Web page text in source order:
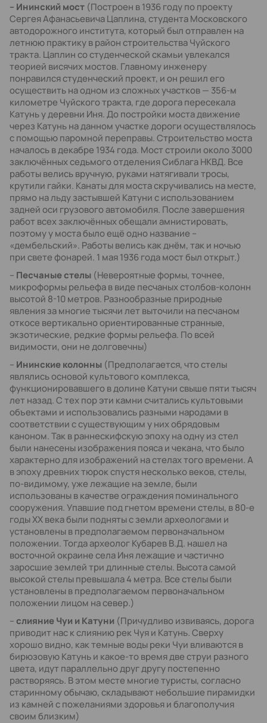
– Ининский мост (Построен в 1936 году по проекту
Сергея Афанасьевича Цаплина, студента Московского
автодорожного института, который был отправлен на
летнюю практику в район строительства Чуйского
тракта. Цаплин со студенческой скамьи увлекался
теорией висячих мостов. Главному инженеру
понравился студенческий проект, и он решил его
осуществить на одном из сложных участков — 356-м
километре Чуйского тракта, где дорога пересекала
Катунь у деревни Иня. До постройки моста движение
через Катунь на данном участке дороги осуществлялось
с помощью паромной переправы. Строительство моста
началось в декабре 1934 года. Мост строили около 3000
заключённых седьмого отделения Сиблага НКВД. Все
работы велись вручную, руками натягивали тросы,
крутили гайки. Канаты для моста скручивались на месте,
прямо на льду застывшей Катуни с использованием
задней оси грузового автомобиля. После завершения
работ всех заключённых обещали амнистировать,
поэтому у моста было ещё одно название –
«дембельский». Работы велись как днём, так и ночью
при свете фонарей. 1 мая 1936 года мост был открыт.)
– Песчаные стелы (Невероятные формы, точнее,
микроформы рельефа в виде песчаных столбов-колонн
высотой 8-10 метров. Разнообразные природные
явления за многие тысячи лет выточили на песчаном
откосе вертикально ориентированные странные,
экзотические, редкие формы рельефа. По всей
видимости, они не долговечны)
– Ининские колонны (Предполагается, что стелы
являлись основой культового комплекса,
функционировавшего в долине Катуни свыше пяти тысяч
лет назад. С тех пор эти камни считались культовыми
объектами и использовались разными народами в
соответствии с существующим у них обрядовым
каноном. Так в раннескифскую эпоху на одну из стел
были нанесены изображения пояса и чекана, что было
характерно для изображений на стелах того времени. А
в эпоху древних тюрок спустя несколько веков, стелы,
по-видимому, уже лежащие на земле, были
использованы в качестве ограждения поминального
сооружения. Упавшие под гнетом времени стелы, в 80-е
годы XX века были подняты с земли археологами и
установлены в предполагаемом первоначальном
положении. Тогда археолог Кубарев В.Д. нашел на
восточной окраине села Иня лежащие и частично
заросшие землей три длинные стелы. Высота самой
высокой стелы превышала 4 метра. Все стелы были
установлены в предполагаемом первоначальном
положении лицом на север.)
–слияние Чуи и Катуни (Причудливо извиваясь, дорога
приводит нас к слиянию рек Чуя и Катунь. Сверху
хорошо видно, как темные воды реки Чуи вливаются в
бирюзовую Катунь и какое-то время две струи разного
цвета, идут параллельно друг другу постепенно
растворяясь. В этом месте многие туристы, согласно
старинному обычаю, складывают небольшие пирамидки
из камней с пожеланиями здоровья и благополучия
своим близким)